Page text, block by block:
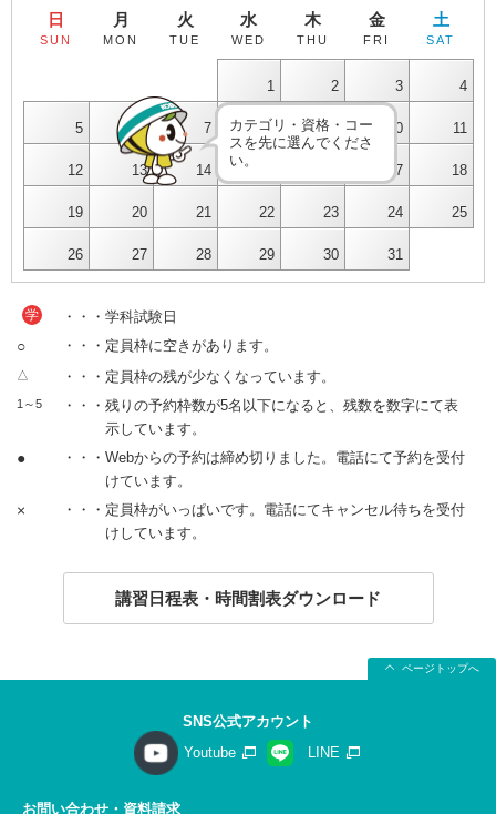
日
SUN
月
MON
火
TUE
水
WED
木
THU
金
FRI
土
SAT
1 2 3 4
5 6 7 8 9 10 11
12 13 14 17 18
19 20 21 22 23 24 25
26 27 28 29 30 31
カテゴリ・資格・コー
スを先に選んでくださ
い。
学 ・・・学科試験日
○ ・・・定員枠に空きがあります。
△ ・・・定員枠の残が少なくなっています。
1～5
・・・残りの予約枠数が5名以下になると、残数を数字にて表
示しています。
●
・・・Webからの予約は締め切りました。電話にて予約を受付
けています。
×
・・・定員枠がいっぱいです。電話にてキャンセル待ちを受付
けしています。
講習日程表・時間割表ダウンロード
ページトップへ
SNS公式アカウント
Youtube
LINE
お問い合わせ・資料請求